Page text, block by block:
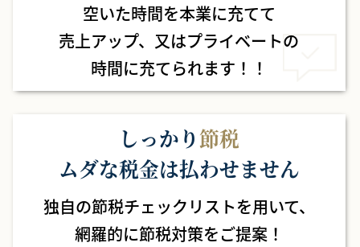
空いた時間を本業に充てて
売上アップ、 又はプライベートの
時間に充てられます！！
しっかり節税
ムダな税金は払わせません
独自の節税チェックリストを用いて、
網羅的に節税対策をご提案！